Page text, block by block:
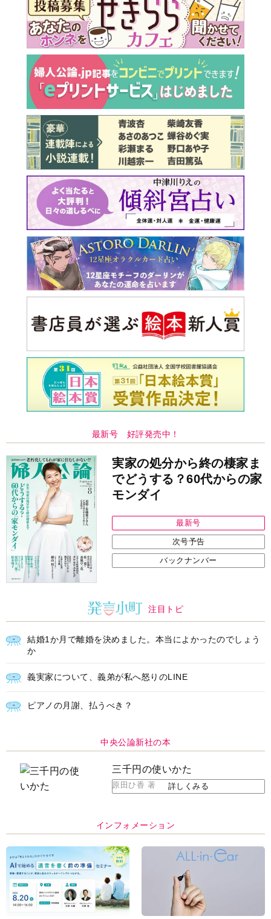
最新号 好評発売中！
実家の処分から終の棲家ま
でどうする？60代からの家
モンダイ
最新号
次号予告
バックナンバー
注目トピ
結婚1か月で離婚を決めました。本当によかったのでしょう
か
義実家について、義弟が私へ怒りのLINE
ピアノの月謝、払うべき？
中央公論新社の本
三千円の使いかた
原田ひ香 著 詳しくみる
インフォメーション